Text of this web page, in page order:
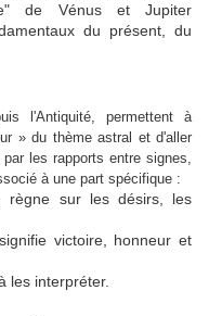
de Vénus et Jupiter
du présent, du
l'Antiquité, permettent à
» du thème astral et d'aller
les rapports entre signes,
à une part spécifique :
sur les désirs, les
victoire, honneur et
les interpréter.